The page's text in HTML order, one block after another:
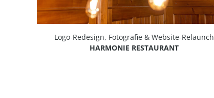
Logo-Redesign, Fotografie & Website-Relaunch
HARMONIE RESTAURANT